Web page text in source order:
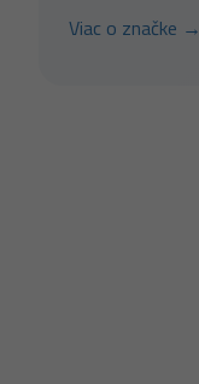
Viac o značke →